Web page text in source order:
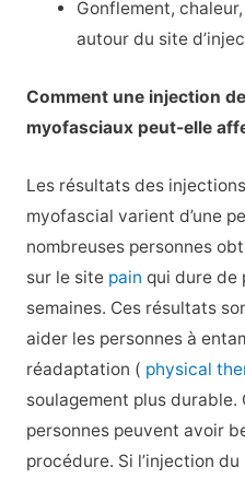
Gonflement,
autour du site
Comment une injection
myofasciaux peut-elle
Les résultats des
myofascial varient d’une
nombreuses personnes
sur le site pain qui dure de
semaines. Ces résultats
aider les personnes à
réadaptation ( physical
soulagement plus
personnes peuvent avoir
procédure. Si l’injection